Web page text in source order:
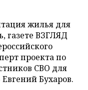
жилья для
газете ВЗГЛЯД
проекта по
СВО для
Бухаров.